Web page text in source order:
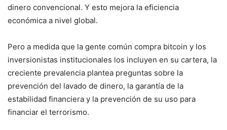
dinero convencional. Y esto mejora la eficiencia
económica a nivel global.
Pero a medida que la gente común compra bitcoin y los
inversionistas institucionales los incluyen en su cartera, la
creciente prevalencia plantea preguntas sobre la
prevención del lavado de dinero, la garantía de la
estabilidad financiera y la prevención de su uso para
financiar el terrorismo.